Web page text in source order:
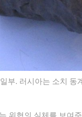
부. 러시아는 소치
위협의 실체를 보여